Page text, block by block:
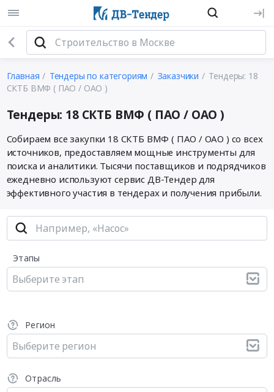
Главная Тендеры по категориям Заказчики
Тендеры: 18
СКТБ ВМФ ( ПАО / ОАО )
Тендеры: 18 СКТБ ВМФ ( ПАО / ОАО )
Собираем все закупки 18 СКТБ ВМФ ( ПАО / ОАО ) со всех
источников, предоставляем мощные инструменты для
поиска и аналитики. Тысячи поставщиков и подрядчиков
ежедневно используют сервис ДВ-Тендер для
эффективного участия в тендерах и получения прибыли.
Этапы
Выберите этап
Регион
Выберите регион
Отрасль